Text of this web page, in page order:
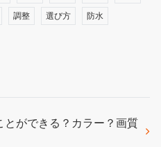
調整 選び方 防水
ができる？カラー？画質